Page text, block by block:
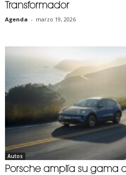
Transformador
Agenda - marzo 19, 2026
Autos
Porsche amplía su gama